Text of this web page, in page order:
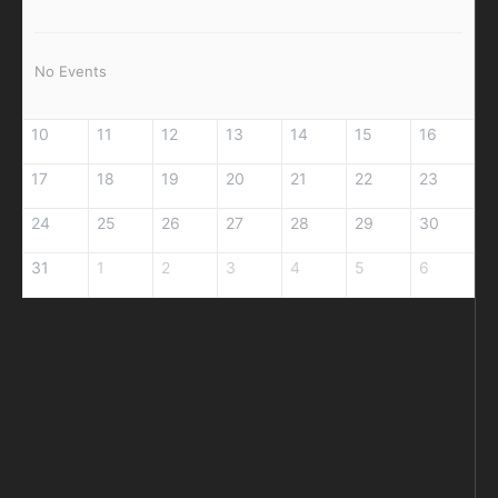
No Events
10 11 12 13 14 15 16
17 18 19 20 21 22 23
24 25 26 27 28 29 30
31 1 2 3 4 5 6